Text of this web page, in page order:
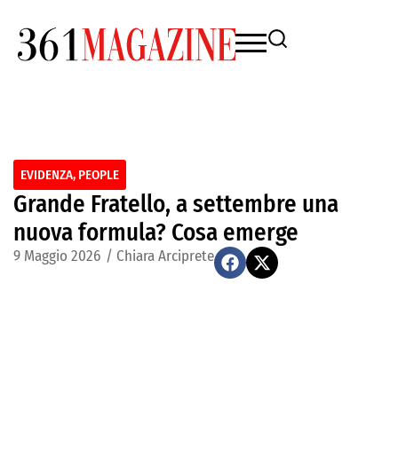
EVIDENZA, PEOPLE
Grande Fratello, a settembre una
nuova formula? Cosa emerge
9 Maggio 2026 / Chiara Arciprete